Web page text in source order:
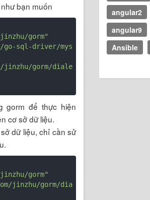
bạn muốn
gorm"
go-sql-driver/mys
jinzhu/gorm/diale
gorm để thực hiện
cơ sở dữ liệu.
dữ liệu, chỉ cần sử
gorm"
jinzhu/gorm/dia
angular2
angular9
Ansible